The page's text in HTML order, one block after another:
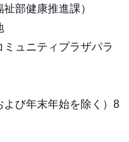
部健康推進課）
ニティプラザパラ
び年末年始を除く）8